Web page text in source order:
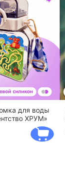
для воды
ХРУМ»